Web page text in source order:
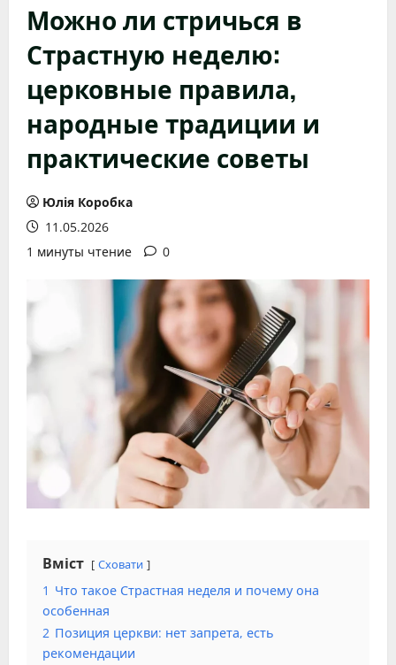
Можно ли стричься в
Страстную неделю:
церковные правила,
народные традиции и
практические советы
Юлія Коробка
11.05.2026
1 минуты чтение
0
Вміст Сховати
1 Что такое Страстная неделя и почему она
особенная
2 Позиция церкви: нет запрета, есть
рекомендации